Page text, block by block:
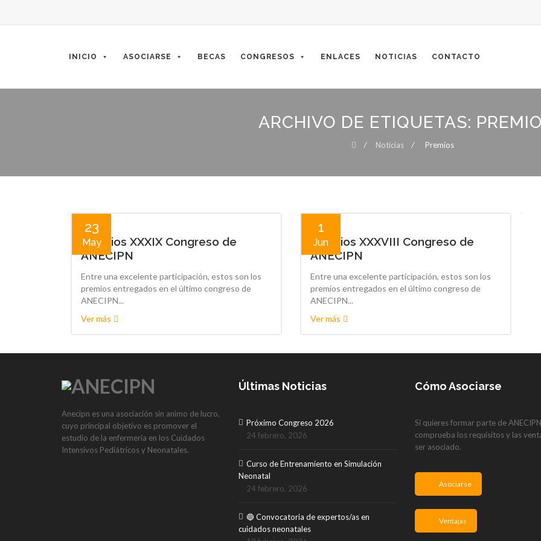
content
INICIO ASOCIARSE BECAS CONGRESOS ENLACES NOTICIAS CONTACTO
ARCHIVO DE ETIQUETAS:
⁄ Noticias ⁄ Premios
23
May
Premios XXXIX Congreso de
ANECIPN
Entre una excelente participación, estos son los
premios entregados en el último congreso de
ANECIPN...
Ver más
1
Jun
Premios XXXVIII Congreso de
ANECIPN
Entre una excelente participación, estos son los
premios entregados en el último congreso de
ANECIPN...
Ver más
Anecipn es una asociación sin animo de lucro,
cuyo principal objetivo es promover el
estudio de la enfermería en los Cuidados
Intensivos Pediátricos y Neonatales.
Últimas Noticias
Próximo Congreso 2026
24 febrero, 2026
Curso de Entrenamiento en Simulación
Neonatal
24 febrero, 2026
🔵 Convocatoria de expertos/as en
cuidados neonatales
Cómo Asociarse
Si quieres formar parte de ANECIPN
comprueba los requisitos y las
ser asociado.
Asociarse
Ventajas